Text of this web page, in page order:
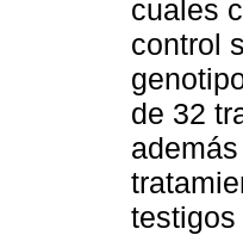
cuales
control
de 32
testigos